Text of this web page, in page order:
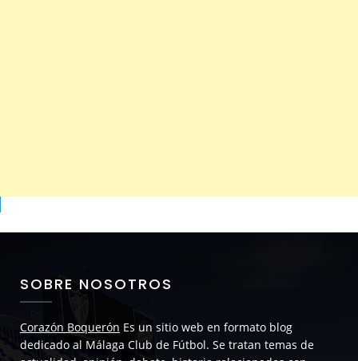
SOBRE NOSOTROS
Corazón Boquerón Es un sitio web en formato blog
dedicado al Málaga Club de Fútbol. Se tratan temas de